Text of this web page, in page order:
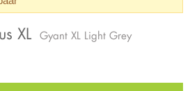
XL Gyant XL Light Grey